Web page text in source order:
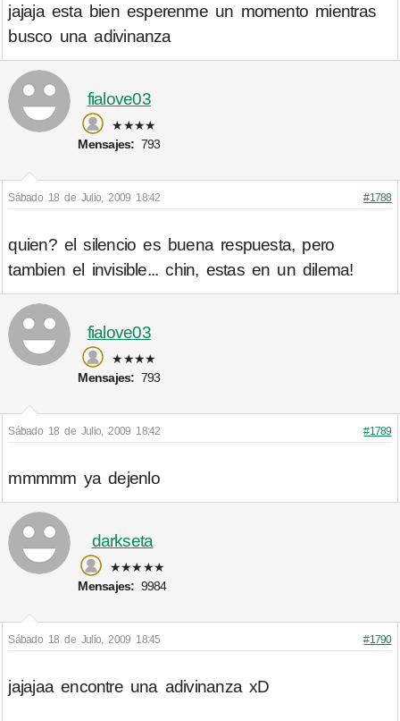
jajaja esta bien esperenme un momento mientras
busco una adivinanza
fialove03
★★★★
Mensajes: 793
Sábado 18 de Julio, 2009 18:42 #1788
quien? el silencio es buena respuesta, pero
tambien el invisible... chin, estas en un dilema!
fialove03
★★★★
Mensajes: 793
Sábado 18 de Julio, 2009 18:42 #1789
mmmmm ya dejenlo
darkseta
★★★★★
Mensajes: 9984
Sábado 18 de Julio, 2009 18:45 #1790
jajajaa encontre una adivinanza xD